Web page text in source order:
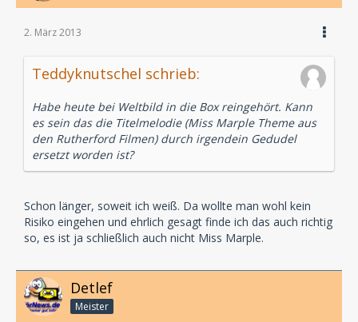
2. März 2013
Teddyknutschel schrieb:
Habe heute bei Weltbild in die Box reingehört. Kann
es sein das die Titelmelodie (Miss Marple Theme aus
den Rutherford Filmen) durch irgendein Gedudel
ersetzt worden ist?
Schon länger, soweit ich weiß. Da wollte man wohl kein
Risiko eingehen und ehrlich gesagt finde ich das auch richtig
so, es ist ja schließlich auch nicht Miss Marple.
Detlef
Meister